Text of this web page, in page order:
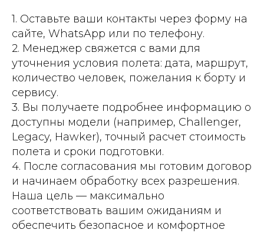
1. Оставьте ваши контакты через форму на
сайте, WhatsApp или по телефону.
2. Менеджер свяжется с вами для
уточнения условия полета: дата, маршрут,
количество человек, пожелания к борту и
сервису.
3. Вы получаете подробнее информацию о
доступны модели (например, Challenger,
Legacy, Hawker), точный расчет стоимость
полета и сроки подготовки.
4. После согласования мы готовим договор
и начинаем обработку всех разрешения.
Наша цель — максимально
соответствовать вашим ожиданиям и
обеспечить безопасное и комфортное